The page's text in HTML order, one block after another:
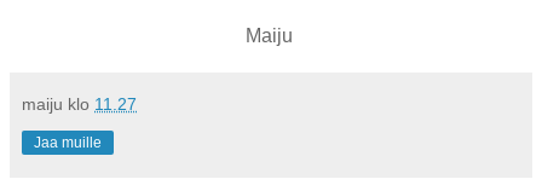
Maiju
maiju klo 11.27
Jaa muille